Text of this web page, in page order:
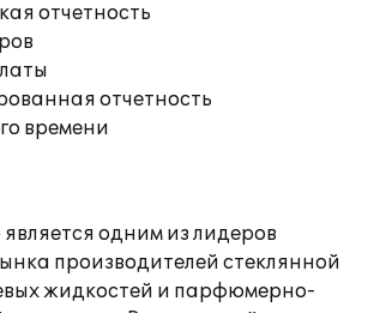
отчетность
отчетность
времени
одним из лидеров
производителей стеклянной
жидкостей и парфюмерно-